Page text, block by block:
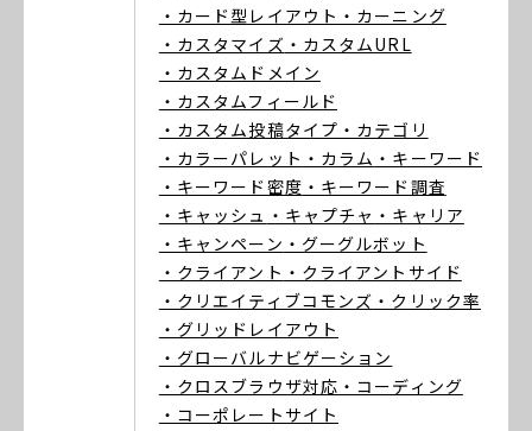
・カード型レイアウト ・カーニング
・カスタマイズ ・カスタムURL
・カスタムドメイン
・カスタムフィールド
・カスタム投稿タイプ ・カテゴリ
・カラーパレット ・カラム ・キーワード
・キーワード密度 ・キーワード調査
・キャッシュ ・キャプチャ ・キャリア
・キャンペーン ・グーグルボット
・クライアント ・クライアントサイド
・クリエイティブコモンズ ・クリック率
・グリッドレイアウト
・グローバルナビゲーション
・クロスブラウザ対応 ・コーディング
・コーポレートサイト